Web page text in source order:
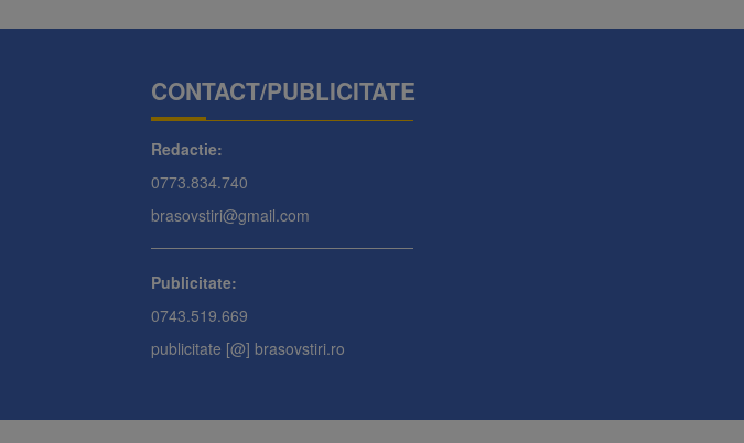
CONTACT/PUBLICITATE
Redactie:
0773.834.740
brasovstiri@gmail.com
Publicitate:
0743.519.669
publicitate [@] brasovstiri.ro